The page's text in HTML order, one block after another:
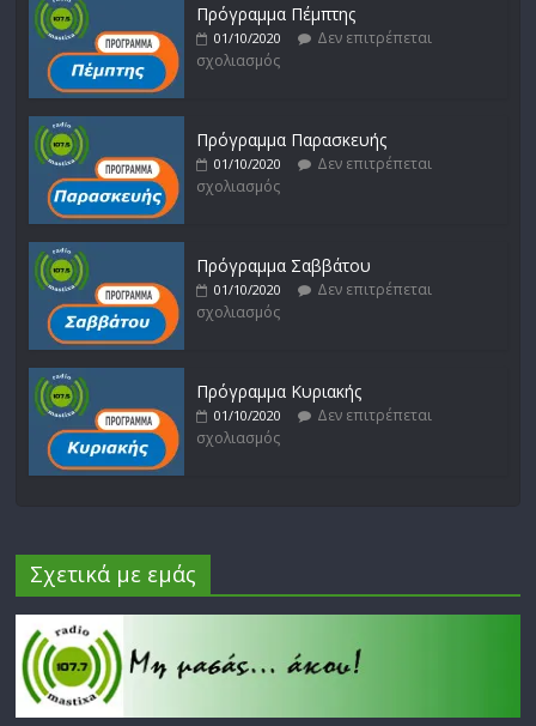
Πρόγραμμα Πέμπτης
01/10/2020
Δεν επιτρέπεται
σχολιασμός
Πρόγραμμα Παρασκευής
01/10/2020
Δεν επιτρέπεται
σχολιασμός
Πρόγραμμα Σαββάτου
01/10/2020
Δεν επιτρέπεται
σχολιασμός
Πρόγραμμα Κυριακής
01/10/2020
Δεν επιτρέπεται
σχολιασμός
Σχετικά με εμάς